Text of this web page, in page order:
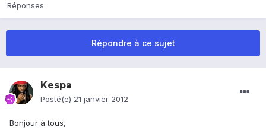
Réponses
Répondre à ce sujet
Kespa
Posté(e) 21 janvier 2012
Bonjour á tous,